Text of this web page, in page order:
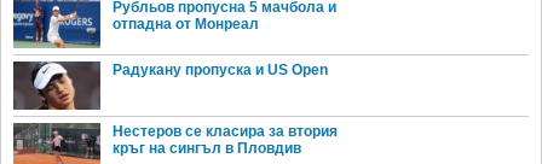
Рубльов пропусна 5 мачбола и
отпадна от Монреал
Радукану пропуска и US Open
Нестеров се класира за втория
кръг на сингъл в Пловдив